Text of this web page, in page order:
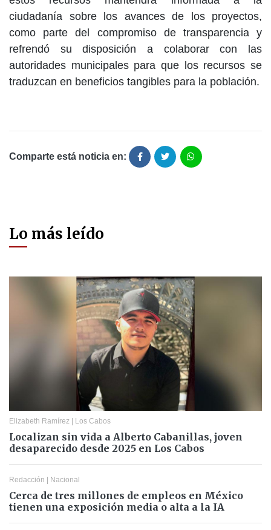
ciudadanía sobre los avances de los proyectos,
como parte del compromiso de transparencia y
refrendó su disposición a colaborar con las
autoridades municipales para que los recursos se
traduzcan en beneficios tangibles para la población.
Comparte está noticia en:
Lo más leído
Elizabeth Ramírez | Los Cabos
Localizan sin vida a Alberto Cabanillas, joven
desaparecido desde 2025 en Los Cabos
Redacción | Nacional
Cerca de tres millones de empleos en México
tienen una exposición media o alta a la IA